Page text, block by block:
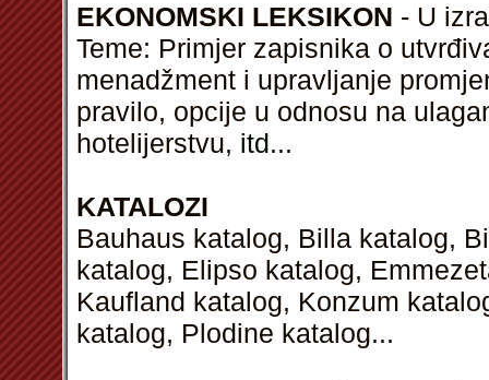
EKONOMSKI LEKSIKON - U
Teme: Primjer zapisnika o
menadžment i upravljanje
pravilo, opcije u odnosu na
hotelijerstvu, itd...
KATALOZI
Bauhaus katalog, Billa katalog,
katalog, Elipso katalog,
Kaufland katalog, Konzum
katalog, Plodine katalog...